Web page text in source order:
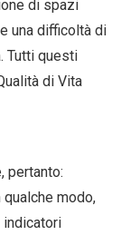
di spazi
una difficoltà di
Tutti questi
di Vita
pertanto:
modo,
indicatori